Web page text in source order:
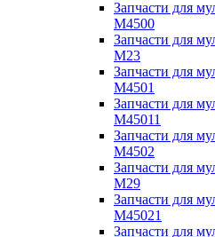
Запчасти для
M4500
Запчасти для
M23
Запчасти для
M4501
Запчасти для
M45011
Запчасти для
M4502
Запчасти для
M29
Запчасти для
M45021
Запчасти для